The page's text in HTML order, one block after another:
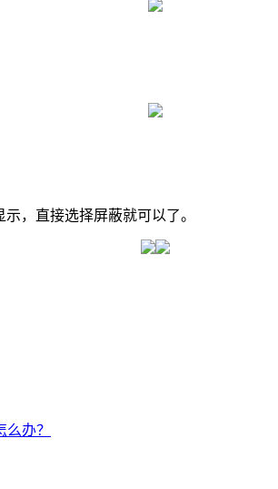
，直接选择屏蔽就可以了。
么办？